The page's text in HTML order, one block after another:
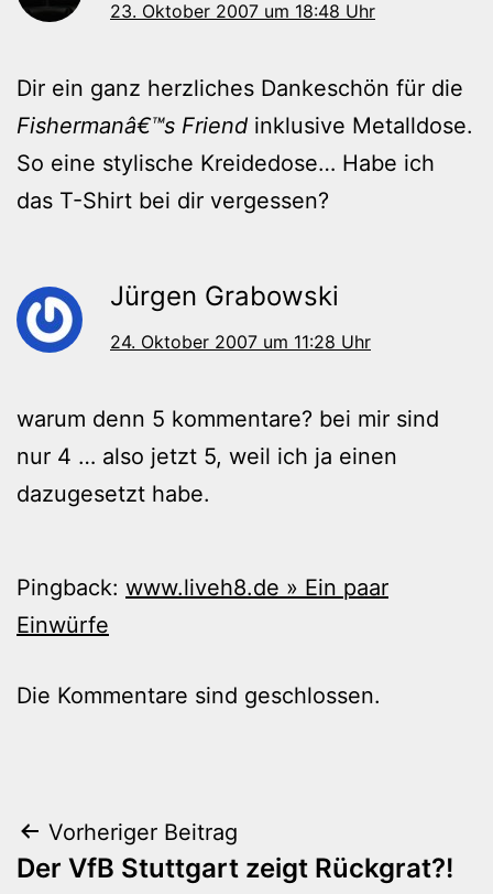
23. Oktober 2007 um 18:48 Uhr
Dir ein ganz herzliches Dankeschön für die
Fishermanâ€™s Friend inklusive Metalldose.
So eine stylische Kreidedose… Habe ich
das T-Shirt bei dir vergessen?
Jürgen Grabowski
24. Oktober 2007 um 11:28 Uhr
warum denn 5 kommentare? bei mir sind
nur 4 … also jetzt 5, weil ich ja einen
dazugesetzt habe.
Pingback: www.liveh8.de » Ein paar
Einwürfe
Die Kommentare sind geschlossen.
Beitragsnavigation
Vorheriger Beitrag
Der VfB Stuttgart zeigt Rückgrat?!